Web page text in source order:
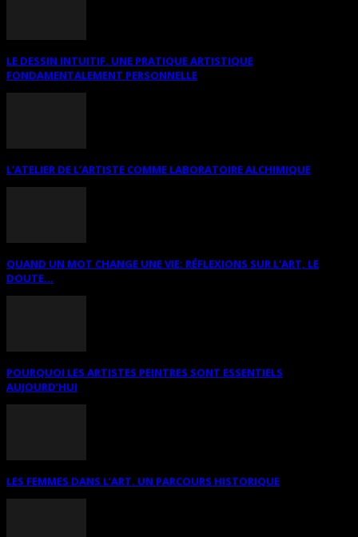
LE DESSIN INTUITIF. UNE PRATIQUE ARTISTIQUE
FONDAMENTALEMENT PERSONNELLE
L’ATELIER DE L’ARTISTE COMME LABORATOIRE ALCHIMIQUE
QUAND UN MOT CHANGE UNE VIE: RÉFLEXIONS SUR L’ART, LE
DOUTE...
POURQUOI LES ARTISTES PEINTRES SONT ESSENTIELS
AUJOURD’HUI
LES FEMMES DANS L’ART. UN PARCOURS HISTORIQUE